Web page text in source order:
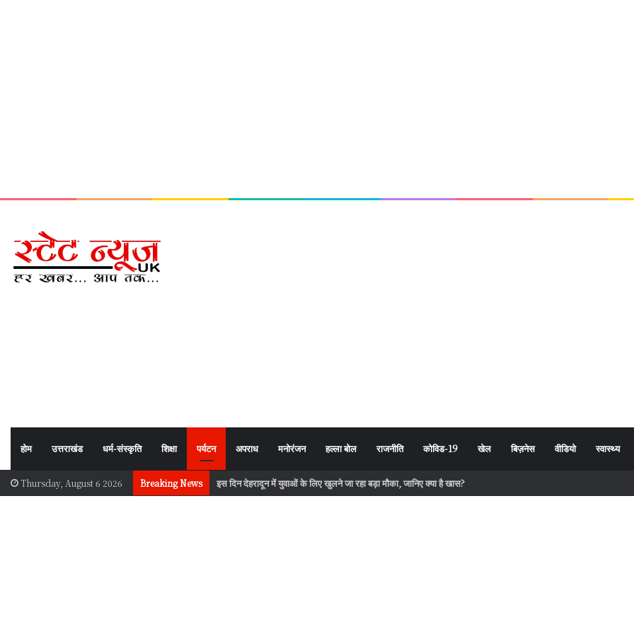
होम उत्तराखंड धर्म-संस्कृति शिक्षा पर्यटन अपराध मनोरंजन हल्ला बोल राजनीति कोविड-19 खेल बिज़नेस वीडियो स्वास्थ्य
Thursday, August 6 2026 Breaking News इस दिन देहरादून में युवाओं के लिए खुलने जा रहा बड़ा मौका, जानिए क्या है खास?